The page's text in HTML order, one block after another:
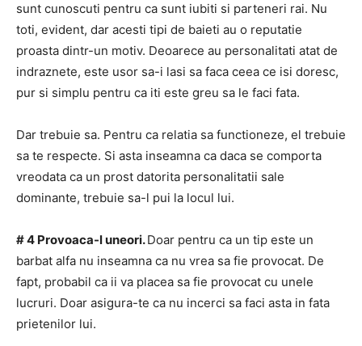
sunt cunoscuti pentru ca sunt iubiti si parteneri rai. Nu
toti, evident, dar acesti tipi de baieti au o reputatie
proasta dintr-un motiv. Deoarece au personalitati atat de
indraznete, este usor sa-i lasi sa faca ceea ce isi doresc,
pur si simplu pentru ca iti este greu sa le faci fata.
Dar trebuie sa. Pentru ca relatia sa functioneze, el trebuie
sa te respecte. Si asta inseamna ca daca se comporta
vreodata ca un prost datorita personalitatii sale
dominante, trebuie sa-l pui la locul lui.
# 4 Provoaca-l uneori.Doar pentru ca un tip este un
barbat alfa nu inseamna ca nu vrea sa fie provocat. De
fapt, probabil ca ii va placea sa fie provocat cu unele
lucruri. Doar asigura-te ca nu incerci sa faci asta in fata
prietenilor lui.